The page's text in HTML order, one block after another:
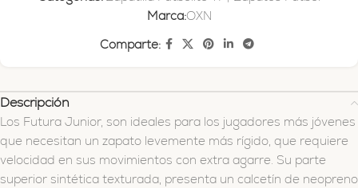
Marca:OXN
Comparte:
Descripción
Los Futura Junior, son ideales para los jugadores más jóvenes
que necesitan un zapato levemente más rígido, que requiere
velocidad en sus movimientos con extra agarre. Su parte
superior sintética texturada, presenta un calcetín de neopreno